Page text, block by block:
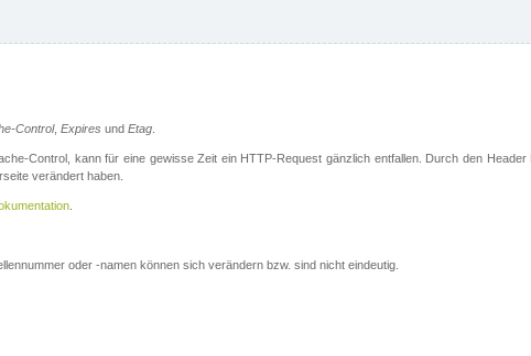
Control, Expires und Etag.
Control, kann für eine gewisse Zeit ein HTTP-Request gänzlich entfallen. Durch den
verändert haben.
.
oder -namen können sich verändern bzw. sind nicht eindeutig.